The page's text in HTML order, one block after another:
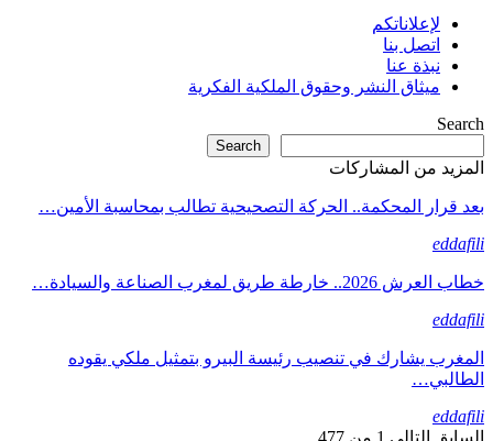
لإعلاناتكم
اتصل بنا
نبذة عنا
ميثاق النشر وحقوق الملكية الفكرية
Search
Search
المزيد من المشاركات
بعد قرار المحكمة.. الحركة التصحيحية تطالب بمحاسبة الأمين…
eddafili
خطاب العرش 2026.. خارطة طريق لمغرب الصناعة والسيادة…
eddafili
المغرب يشارك في تنصيب رئيسة البيرو بتمثيل ملكي يقوده
الطالبي…
eddafili
السابق
التالي 1 من 477